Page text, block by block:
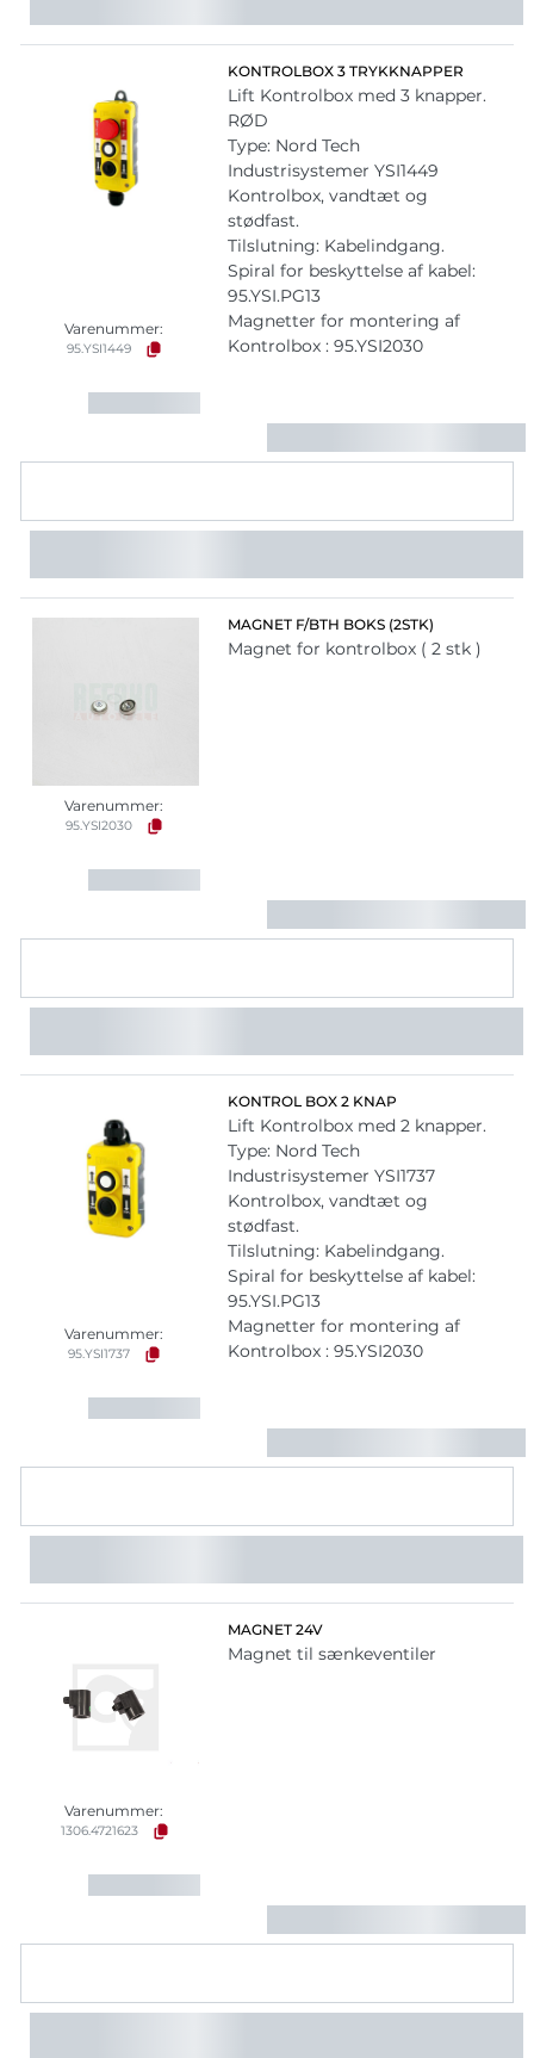
Varenummer:
95.YSI1449
KONTROLBOX 3 TRYKKNAPPER
Lift Kontrolbox med 3 knapper.
RØD
Type: Nord Tech
Industrisystemer YSI1449
Kontrolbox, vandtæt og
stødfast.
Tilslutning: Kabelindgang.
Spiral for beskyttelse af kabel:
95.YSI.PG13
Magnetter for montering af
Kontrolbox : 95.YSI2030
Varenummer:
95.YSI2030
MAGNET F/BTH BOKS (2STK)
Magnet for kontrolbox ( 2 stk )
Varenummer:
95.YSI1737
KONTROL BOX 2 KNAP
Lift Kontrolbox med 2 knapper.
Type: Nord Tech
Industrisystemer YSI1737
Kontrolbox, vandtæt og
stødfast.
Tilslutning: Kabelindgang.
Spiral for beskyttelse af kabel:
95.YSI.PG13
Magnetter for montering af
Kontrolbox : 95.YSI2030
Varenummer:
1306.4721623
MAGNET 24V
Magnet til sænkeventiler